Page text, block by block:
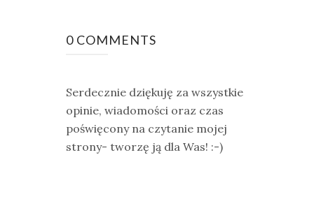
0 COMMENTS
Serdecznie dziękuję za wszystkie
opinie, wiadomości oraz czas
poświęcony na czytanie mojej
strony- tworzę ją dla Was! :-)